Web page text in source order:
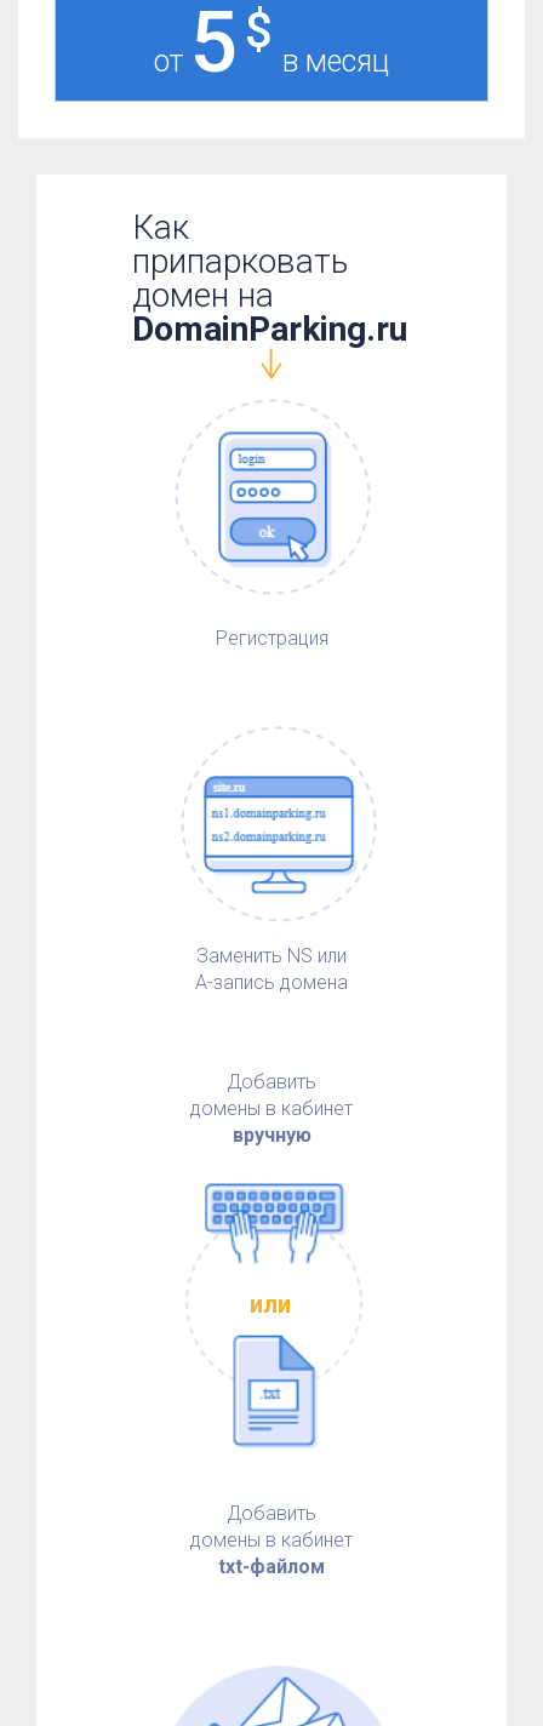
от 5 в месяц
Как
припарковать
домен на
DomainParking.ru
Регистрация
Заменить NS или
А-запись домена
Добавить
домены в кабинет
вручную
Добавить
домены в кабинет
txt-файлом
или